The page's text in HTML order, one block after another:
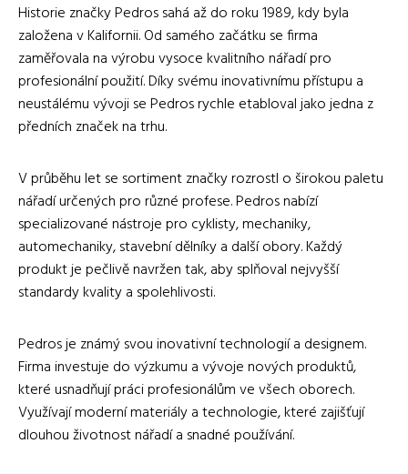
Historie značky Pedros sahá až do roku 1989, kdy byla
založena v Kalifornii. Od samého začátku se firma
zaměřovala na výrobu vysoce kvalitního nářadí pro
profesionální použití. Díky svému inovativnímu přístupu a
neustálému vývoji se Pedros rychle etabloval jako jedna z
předních značek na trhu.
V průběhu let se sortiment značky rozrostl o širokou paletu
nářadí určených pro různé profese. Pedros nabízí
specializované nástroje pro cyklisty, mechaniky,
automechaniky, stavební dělníky a další obory. Každý
produkt je pečlivě navržen tak, aby splňoval nejvyšší
standardy kvality a spolehlivosti.
Pedros je známý svou inovativní technologií a designem.
Firma investuje do výzkumu a vývoje nových produktů,
které usnadňují práci profesionálům ve všech oborech.
Využívají moderní materiály a technologie, které zajišťují
dlouhou životnost nářadí a snadné používání.